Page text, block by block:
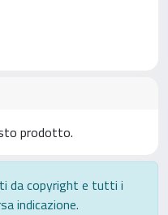
prodotto.
da copyright e tutti i
indicazione.